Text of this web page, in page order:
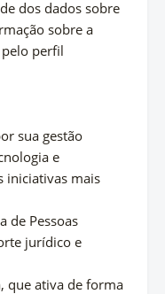
dos dados sobre
sobre a
perfil
sua gestão
e
iniciativas mais
de Pessoas
jurídico e
que ativa de forma